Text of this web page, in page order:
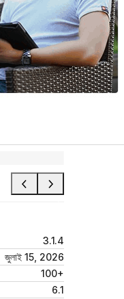
3.1.4
জুলাই 15, 2026
100+
6.1